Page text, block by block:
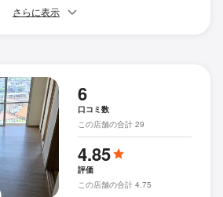
さらに表示
6
口コミ数
この店舗の合計 29
4.85
評価
この店舗の合計 4.75